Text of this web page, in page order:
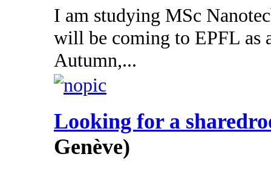
I am studying MSc
will be coming to EPFL as
Autumn,...
Looking for a
Genève)